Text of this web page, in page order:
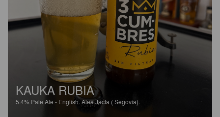
KAUKA RUBIA
5.4% Pale Ale - English.Alea Jacta ( Segovia).